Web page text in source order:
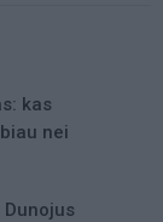
kas
nei